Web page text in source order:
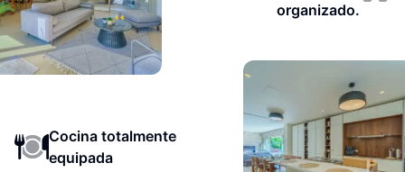
organizado.
Cocina totalmente
equipada